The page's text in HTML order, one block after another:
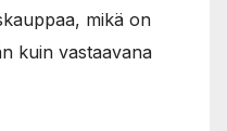
mikä on
kuin vastaavana